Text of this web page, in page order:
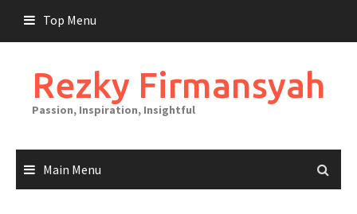
content
Top Menu
Rezky Firmansyah
Passion, Inspiration, Insightful
Main Menu